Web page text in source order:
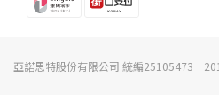
亞諾思特股份有限公司 統編25105473｜